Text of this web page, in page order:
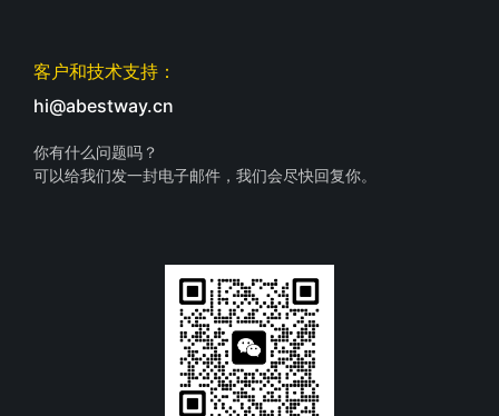
客户和技术支持：
hi@abestway.cn
你有什么问题吗？
可以给我们发一封电子邮件，我们会尽快回复你。